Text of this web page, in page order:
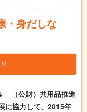
身だしな
（公財）共用品推進
に協力して、2015年